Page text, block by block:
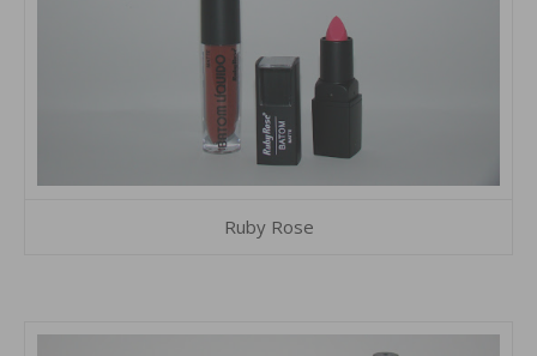
Ruby Rose